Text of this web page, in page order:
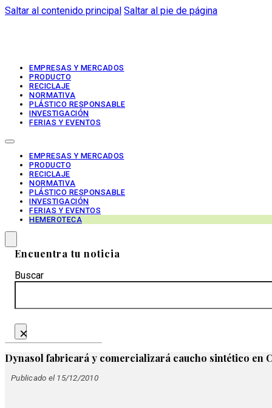
Saltar al contenido principal Saltar al pie de página
EMPRESAS Y MERCADOS
PRODUCTO
RECICLAJE
NORMATIVA
PLÁSTICO RESPONSABLE
INVESTIGACIÓN
FERIAS Y EVENTOS
EMPRESAS Y MERCADOS
PRODUCTO
RECICLAJE
NORMATIVA
PLÁSTICO RESPONSABLE
INVESTIGACIÓN
FERIAS Y EVENTOS
HEMEROTECA
Encuentra tu noticia
Buscar
×
Dynasol fabricará y comercializará caucho sintético en
Publicado el 15/12/2010